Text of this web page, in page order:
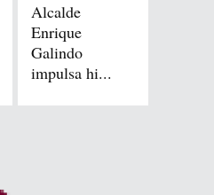
Alcalde
Enrique
Galindo
impulsa hi...